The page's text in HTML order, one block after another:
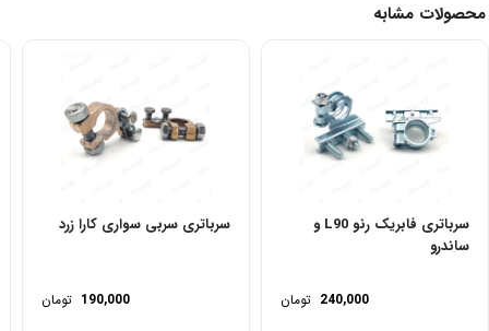
محصولات مشابه
سرباتری فابریک رنو L90 و
ساندرو
240,000 تومان
سرباتری سربی سواری کارا زرد
190,000 تومان